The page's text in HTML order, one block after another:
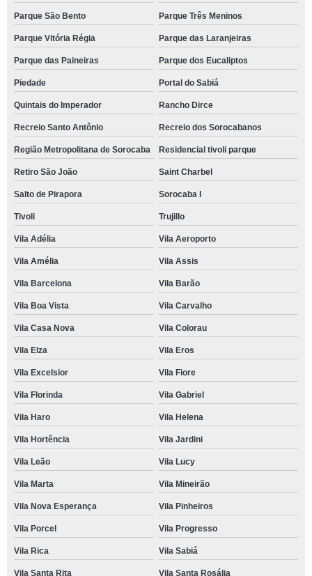
Parque São Bento Parque Três Meninos
Parque Vitória Régia Parque das Laranjeiras
Parque das Paineiras Parque dos Eucaliptos
Piedade Portal do Sabiá
Quintais do Imperador Rancho Dirce
Recreio Santo Antônio Recreio dos Sorocabanos
Região Metropolitana de Sorocaba Residencial tivoli parque
Retiro São João Saint Charbel
Salto de Pirapora Sorocaba I
Tivoli Trujillo
Vila Adélia Vila Aeroporto
Vila Amélia Vila Assis
Vila Barcelona Vila Barão
Vila Boa Vista Vila Carvalho
Vila Casa Nova Vila Colorau
Vila Elza Vila Eros
Vila Excelsior Vila Fiore
Vila Florinda Vila Gabriel
Vila Haro Vila Helena
Vila Hortência Vila Jardini
Vila Leão Vila Lucy
Vila Marta Vila Mineirão
Vila Nova Esperança Vila Pinheiros
Vila Porcel Vila Progresso
Vila Rica Vila Sabiá
Vila Santa Rita Vila Santa Rosália